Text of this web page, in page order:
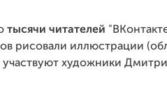
тысячи читателей
рисовали иллюстрации
художники